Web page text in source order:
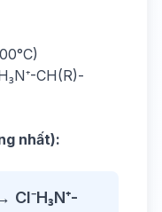
CH(R)-
nhất):
Cl⁻H₃N⁺-